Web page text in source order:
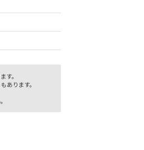
す。
あります。